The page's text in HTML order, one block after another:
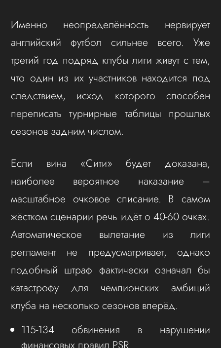
Именно неопределённость нервирует
английский футбол сильнее всего. Уже
третий год подряд клубы лиги живут с тем,
что один из их участников находится под
следствием, исход которого способен
переписать турнирные таблицы прошлых
сезонов задним числом.
Если вина «Сити» будет доказана,
наиболее вероятное наказание –
масштабное очковое списание. В самом
жёстком сценарии речь идёт о 40-60 очках.
Автоматическое вылетание из лиги
регламент не предусматривает, однако
подобный штраф фактически означал бы
катастрофу для чемпионских амбиций
клуба на несколько сезонов вперёд.
115-134 обвинения в нарушении